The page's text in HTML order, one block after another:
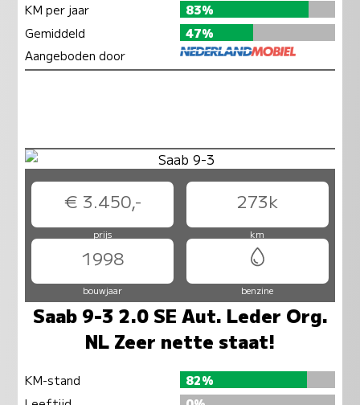
KM per jaar
83%
Gemiddeld
47%
Aangeboden door
€ 3.450,- 273k
prijs km
1998
bouwjaar benzine
Saab 9-3 2.0 SE Aut. Leder Org.
NL Zeer nette staat!
KM-stand
82%